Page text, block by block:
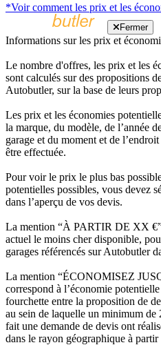
*Voir comment les prix et les
Fermer
Informations sur les prix et
Le nombre d'offres, les prix et les
sont calculés sur des propositions
Autobutler, sur la base de leurs
Les prix et les économies
la marque, du modèle, de l’année
garage et du moment et de
être effectuée.
Pour voir le prix le plus bas
potentielles possibles, vous devez
dans l’aperçu de vos devis.
La mention “À PARTIR DE XX
actuel le moins cher disponible,
garages référencés sur Autobutler
La mention “ÉCONOMISEZ
correspond à l’économie
fourchette entre la proposition de
au sein de laquelle un minimum de
fait une demande de devis ont
dans le rayon géographique à